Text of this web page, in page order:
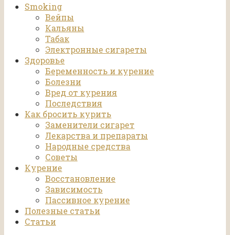
Smoking
Вейпы
Кальяны
Табак
Электронные сигареты
Здоровье
Беременность и курение
Болезни
Вред от курения
Последствия
Как бросить курить
Заменители сигарет
Лекарства и препараты
Народные средства
Советы
Курение
Восстановление
Зависимость
Пассивное курение
Полезные статьи
Статьи